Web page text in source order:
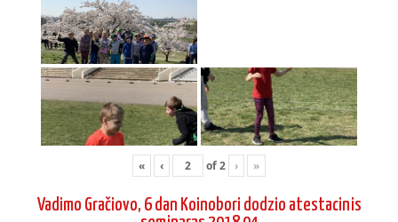
« ‹ of2 › »
seminaras 2018 04